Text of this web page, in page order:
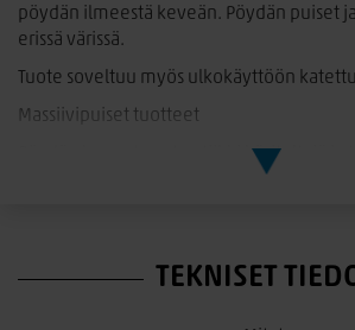
pöydän ilmeestä keveän. Pöydän puiset
erissä värissä.
Tuote soveltuu myös ulkokäyttöön
Massiivipuiset tuotteet
Pöydän kannet ovat antiikki käsiteltyjä ja
luonteeseen kuuluu puun eläväpinta ja
pintaan uria ja epätasaisuuksia, jotka
TEKNISET